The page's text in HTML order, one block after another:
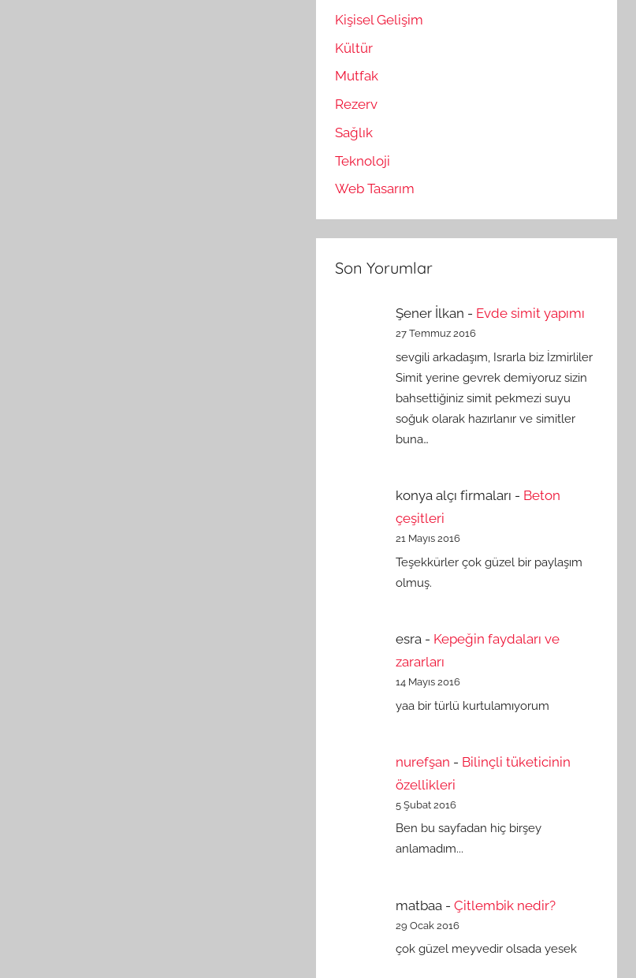
Kişisel Gelişim
Kültür
Mutfak
Rezerv
Sağlık
Teknoloji
Web Tasarım
Son Yorumlar
Şener İlkan - Evde simit yapımı
27 Temmuz 2016
sevgili arkadaşım, Israrla biz İzmirliler
Simit yerine gevrek demiyoruz sizin
bahsettiğiniz simit pekmezi suyu
soğuk olarak hazırlanır ve simitler
buna…
konya alçı firmaları - Beton
çeşitleri
21 Mayıs 2016
Teşekkürler çok güzel bir paylaşım
olmuş.
esra- Kepeğin faydaları ve
zararları
14 Mayıs 2016
yaa bir türlü kurtulamıyorum
nurefşan - Bilinçli tüketicinin
özellikleri
5 Şubat 2016
Ben bu sayfadan hiç birşey
anlamadım...
matbaa- Çitlembik nedir?
29 Ocak 2016
çok güzel meyvedir olsada yesek